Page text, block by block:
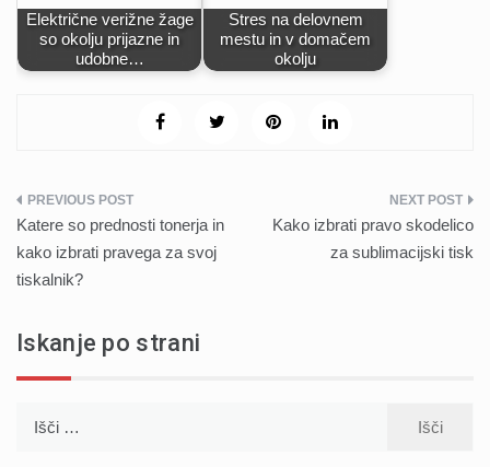
Električne verižne žage
so okolju prijazne in
udobne…
Stres na delovnem
mestu in v domačem
okolju
Navigacija
prispevka
Katere so prednosti tonerja in
kako izbrati pravega za svoj
tiskalnik?
Kako izbrati pravo skodelico
za sublimacijski tisk
Iskanje po strani